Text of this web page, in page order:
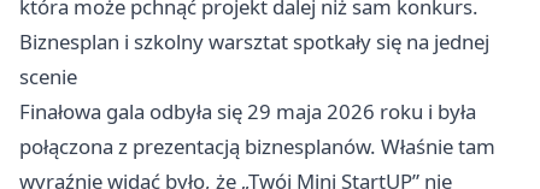
która może pchnąć projekt dalej niż sam konkurs.
Biznesplan i szkolny warsztat spotkały się na jednej
scenie
Finałowa gala odbyła się 29 maja 2026 roku i była
połączona z prezentacją biznesplanów. Właśnie tam
wyraźnie widać było, że „Twój Mini StartUP” nie